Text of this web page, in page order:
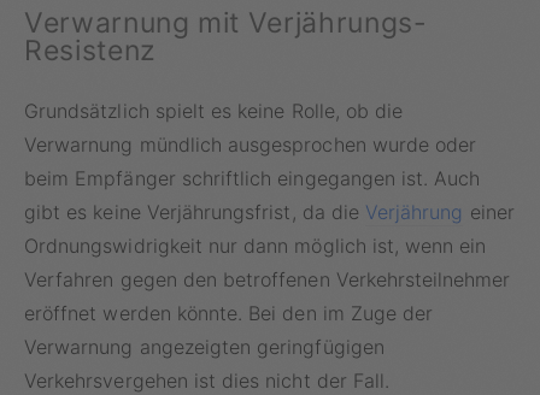
Verwarnung mit Verjährungs-
Resistenz
Grundsätzlich spielt es keine Rolle, ob die
Verwarnung mündlich ausgesprochen wurde oder
beim Empfänger schriftlich eingegangen ist. Auch
gibt es keine Verjährungsfrist, da die Verjährung einer
Ordnungswidrigkeit nur dann möglich ist, wenn ein
Verfahren gegen den betroffenen Verkehrsteilnehmer
eröffnet werden könnte. Bei den im Zuge der
Verwarnung angezeigten geringfügigen
Verkehrsvergehen ist dies nicht der Fall.